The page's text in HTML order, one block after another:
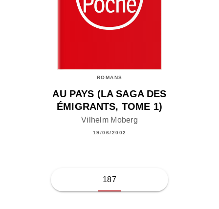
ROMANS
AU PAYS (LA SAGA DES
ÉMIGRANTS, TOME 1)
Vilhelm Moberg
19/06/2002
187